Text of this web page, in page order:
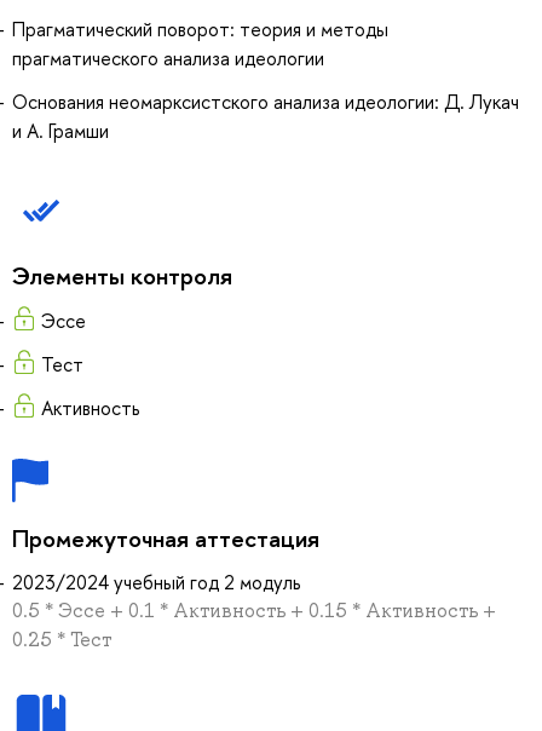
Прагматический поворот: теория и методы
прагматического анализа идеологии
Основания неомарксистского анализа идеологии: Д. Лукач
и А. Грамши
Элементы контроля
Эссе
Тест
Активность
Промежуточная аттестация
2023/2024 учебный год 2 модуль
0.5 * Эссе + 0.1 * Активность + 0.15 * Активность +
0.25 * Тест